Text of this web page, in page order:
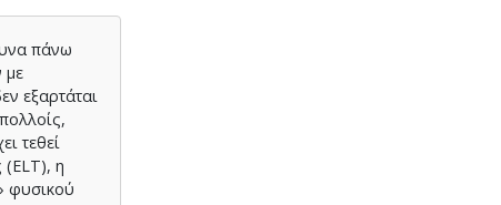
Aiming
lens to
English
each of
of
πάνω
με
εξαρτάται
τεθεί
(ELT), η
φυσικού